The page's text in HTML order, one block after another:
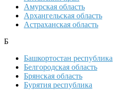
Амурская область
Архангельская область
Астраханская область
Б
Башкортостан республика
Белгородская область
Брянская область
Бурятия республика